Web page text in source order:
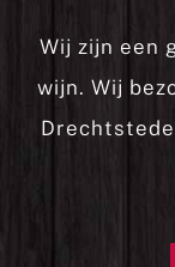
Wij zijn een
wijn. Wij